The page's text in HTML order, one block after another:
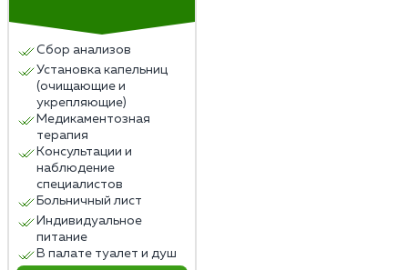
Сбор анализов
Установка капельниц
(очищающие и
укрепляющие)
Медикаментозная
терапия
Консультации и
наблюдение
специалистов
Больничный лист
Индивидуальное
питание
В палате туалет и душ